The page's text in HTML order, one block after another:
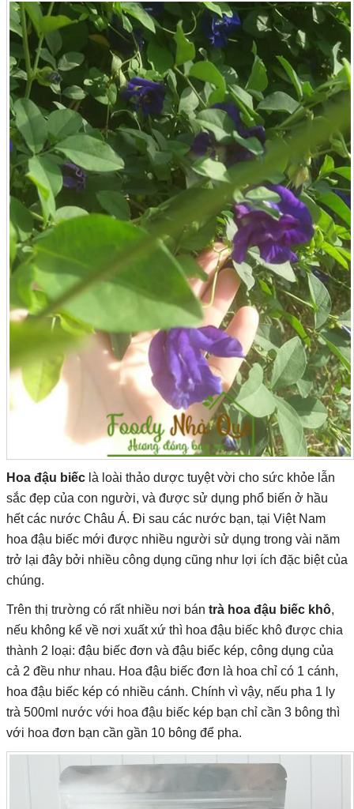
Hoa đậu biếc là loài thảo dược tuyệt vời cho sức khỏe lẫn
sắc đẹp của con người, và được sử dụng phổ biến ở hầu
hết các nước Châu Á. Đi sau các nước bạn, tại Việt Nam
hoa đậu biếc mới được nhiều người sử dụng trong vài năm
trở lại đây bởi nhiều công dụng cũng như lợi ích đặc biệt của
chúng.
Trên thị trường có rất nhiều nơi bán trà hoa đậu biếc khô,
nếu không kể về nơi xuất xứ thì hoa đậu biếc khô được chia
thành 2 loại: đậu biếc đơn và đậu biếc kép, công dụng của
cả 2 đều như nhau. Hoa đậu biếc đơn là hoa chỉ có 1 cánh,
hoa đậu biếc kép có nhiều cánh. Chính vì vậy, nếu pha 1 ly
trà 500ml nước với hoa đậu biếc kép bạn chỉ cần 3 bông thì
với hoa đơn bạn cần gần 10 bông để pha.